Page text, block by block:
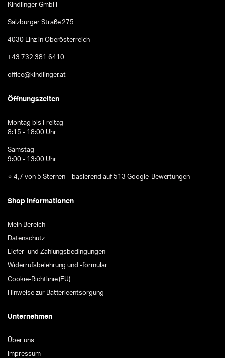
Kindlinger GmbH
Salzburger Straße 275
4030 Linz in Oberösterreich
+43 732 381 6410
office@kindlinger.at
Öffnungszeiten
Montag bis Freitag
8:15 - 18:00 Uhr
Samstag
9:00 - 13:00 Uhr
⭐ 4,7 von 5 Sternen – basierend auf 513 Google-Bewertungen
Shop Informationen
Mein Bereich
Datenschutz
Liefer- und Zahlungsbedingungen
Widerrufsbelehrung und -formular
Cookie-Richtlinie (EU)
Hinweise zur Batterieentsorgung
Unternehmen
Über uns
Impressum